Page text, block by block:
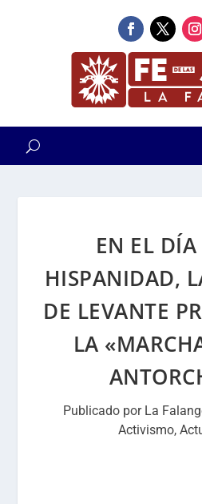
EN EL
HISPANIDAD,
DE LEVANTE
LA
Publicado por La
Activismo,